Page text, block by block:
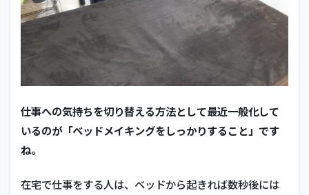
マル
チデ
ィス
して
「常
業画
面」
を出
して
く！
仕事への気持ちを切り替える方法として最近一般化して
いるのが「ベッドメイキングをしっかりすること」です
ね。
在宅で仕事をする人は、ベッドから起きれば数秒後には